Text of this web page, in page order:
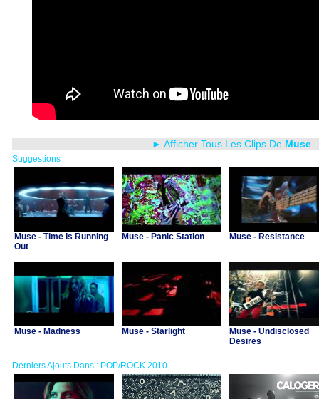
► Afficher Tous Les Clips De Muse
Suggestions
Muse - Time Is Running
Out
Muse - Panic Station Muse - Resistance
Muse - Madness Muse - Starlight
Muse - Undisclosed
Desires
Derniers Ajouts Dans : POP/ROCK 2010